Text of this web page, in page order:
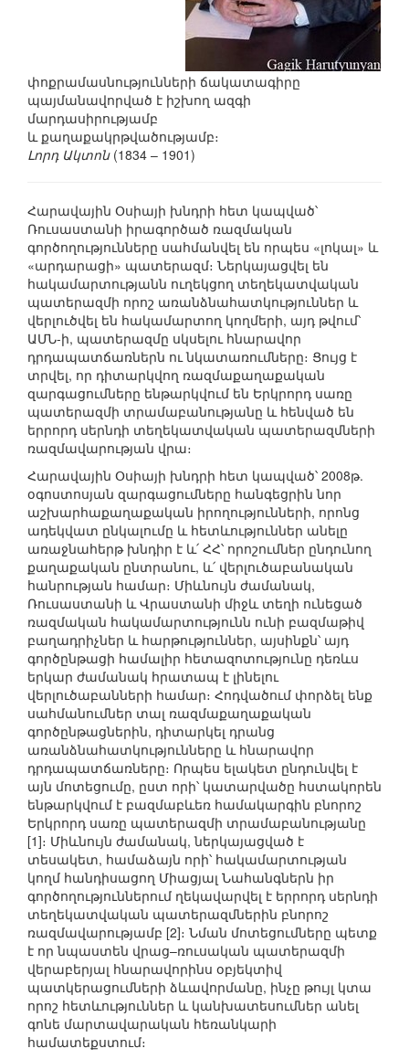
փոքրամասնությունների ճակատագիրը
պայմանավորված է իշխող ազգի
մարդասիրությամբ
և քաղաքակրթվածությամբ։
Լորդ Ակտոն(1834 – 1901)
Հարավային Օսիայի խնդրի հետ կապված՝
Ռուսաստանի իրագործած ռազմական
գործողությունները սահմանվել են որպես «լոկալ» և
«արդարացի» պատերազմ։ Ներկայացվել են
հակամարտությանն ուղեկցող տեղեկատվական
պատերազմի որոշ առանձնահատկություններ և
վերլուծվել են հակամարտող կողմերի, այդ թվում՝
ԱՄՆ-ի, պատերազմը սկսելու հնարավոր
դրդապատճառներն ու նկատառումները։ Ցույց է
տրվել, որ դիտարկվող ռազմաքաղաքական
զարգացումները ենթարկվում են Երկրորդ սառը
պատերազմի տրամաբանությանը և հենված են
երրորդ սերնդի տեղեկատվական պատերազմների
ռազմավարության վրա։
Հարավային Օսիայի խնդրի հետ կապված՝ 2008թ.
օգոստոսյան զարգացումները հանգեցրին նոր
աշխարհաքաղաքական իրողությունների, որոնց
ադեկվատ ընկալումը և հետևություններ անելը
առաջնահերթ խնդիր է և՛ ՀՀ՝ որոշումներ ընդունող
քաղաքական ընտրանու, և՛ վերլուծաբանական
հանրության համար։ Միևնույն ժամանակ,
Ռուսաստանի և Վրաստանի միջև տեղի ունեցած
ռազմական հակամարտությունն ունի բազմաթիվ
բաղադրիչներ և հարթություններ, այսինքն՝ այդ
գործընթացի համալիր հետազոտությունը դեռևս
երկար ժամանակ հրատապ է լինելու
վերլուծաբանների համար։ Հոդվածում փորձել ենք
սահմանումներ տալ ռազմաքաղաքական
գործընթացներին, դիտարկել դրանց
առանձնահատկությունները և հնարավոր
դրդապատճառները։ Որպես ելակետ ընդունվել է
այն մոտեցումը, ըստ որի՝ կատարվածը հստակորեն
ենթարկվում է բազմաբևեռ համակարգին բնորոշ
Երկրորդ սառը պատերազմի տրամաբանությանը
[1]։ Միևնույն ժամանակ, ներկայացված է
տեսակետ, համաձայն որի՝ հակամարտության
կողմ հանդիսացող Միացյալ Նահանգներն իր
գործողություններում ղեկավարվել է երրորդ սերնդի
տեղեկատվական պատերազմներին բնորոշ
ռազմավարությամբ [2]։ Նման մոտեցումները պետք
է որ նպաստեն վրաց–ռուսական պատերազմի
վերաբերյալ հնարավորինս օբյեկտիվ
պատկերացումների ձևավորմանը, ինչը թույլ կտա
որոշ հետևություններ և կանխատեսումներ անել
գոնե մարտավարական հեռանկարի
համատեքստում։